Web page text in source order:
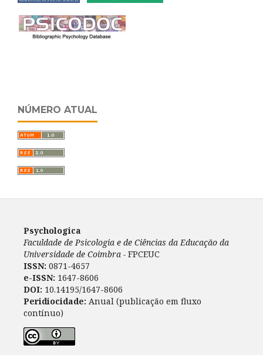
NÚMERO ATUAL
Psychologica
Faculdade de Psicologia e de Ciências da Educação da
Universidade de Coimbra - FPCEUC
ISSN: 0871-4657
e-ISSN: 1647-8606
DOI: 10.14195/1647-8606
Peridiocidade: Anual (publicação em fluxo
contínuo)